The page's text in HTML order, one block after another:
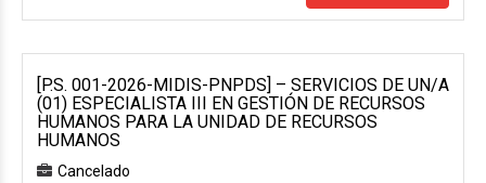
[P.S. 001-2026-MIDIS-PNPDS] – SERVICIOS DE UN/A
(01) ESPECIALISTA III EN GESTIÓN DE RECURSOS
HUMANOS PARA LA UNIDAD DE RECURSOS
HUMANOS
Cancelado